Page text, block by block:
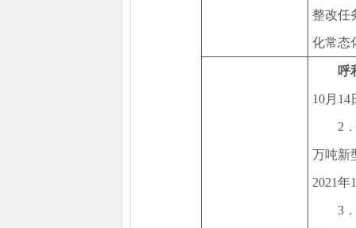
整改任
化常态
呼
10月
2
万吨新
2021年
3